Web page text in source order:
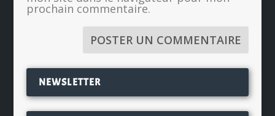
prochain commentaire.
NEWSLETTER